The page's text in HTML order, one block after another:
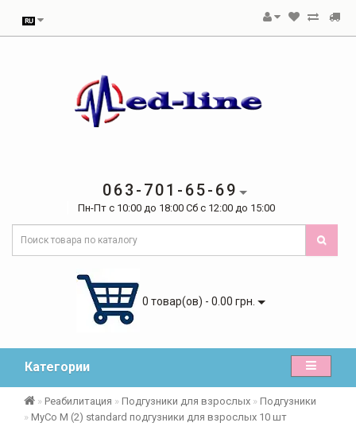
063-701-65-69
Пн-Пт с 10:00 до 18:00 Сб с 12:00 до 15:00
0 товар(ов) - 0.00 грн.
Категории
Реабилитация Подгузники для взрослых
Подгузники
MyCo M (2) standard подгузники для взрослых 10 шт